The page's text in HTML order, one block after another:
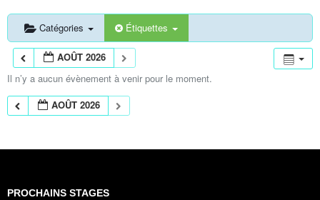
Catégories Étiquettes
AOÛT 2026
Il n’y a aucun évènement à venir pour le moment.
AOÛT 2026
PROCHAINS STAGES